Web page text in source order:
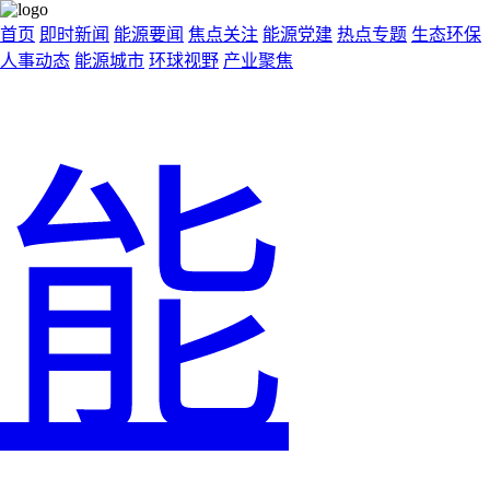
首页 即时新闻 能源要闻 焦点关注 能源党建 热点专题 生态环保
人事动态 能源城市 环球视野 产业聚焦
能